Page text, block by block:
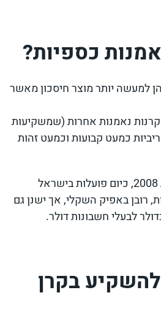
כספיות?
למעשה יותר מוצר חיסכון מאשר
נאמנות אחרות (שמשקיעות
כמעט קבועות וכמעט זהות
קרנות אלו החלו בתחילת 2008, כיום פועלות בישראל
רובן באפיק השקלי, אך ישנן גם
לבעלי חשבונות דולר.
בקרן